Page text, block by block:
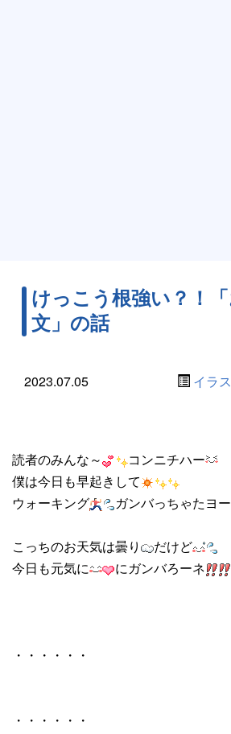
けっこう根強い？！
文」の話
2023.07.05 イラ
読者のみんな～
コンニチハー
僕は今日も早起きして
ウォーキング
ガンバっちゃたヨー
こっちのお天気は曇り
だけど
今日も元気に
にガンバろーネ
・・・・・・
・・・・・・